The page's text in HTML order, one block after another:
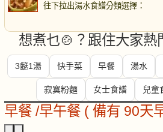
往下拉出湯水食譜分類選擇 ：
想煮乜🍲？跟住大家熱
3餸1湯 快手菜 早餐 湯水
寂寞粉麵 女士食譜 兒童
早餐 /早午餐 ( 備有 90天